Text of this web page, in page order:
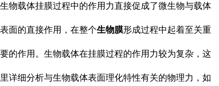
生物载体挂膜过程中的作用力直接促成了微生物与载体
表面的直接作用，在整个生物膜形成过程中起着至关重
要的作用。生物载体在挂膜过程的作用力较为复杂，这
里详细分析与生物载体表面理化特性有关的物理力，如